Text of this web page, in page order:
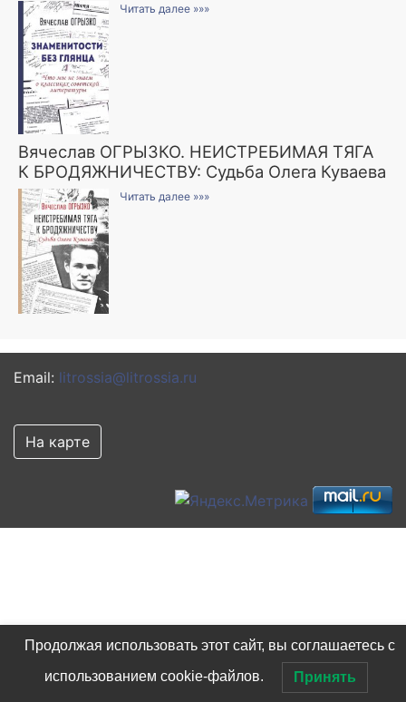
Читать далее »»»
Вячеслав ОГРЫЗКО. НЕИСТРЕБИМАЯ ТЯГА
К БРОДЯЖНИЧЕСТВУ: Судьба Олега Куваева
Читать далее »»»
Email: litrossia@litrossia.ru
На карте
Продолжая использовать этот сайт, вы соглашаетесь с
использованием cookie-файлов. Принять